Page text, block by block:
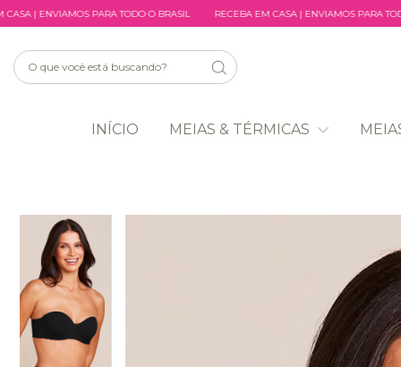
TODO O BRASIL RECEBA EM CASA | ENVIAMOS PARA TODO O BRASIL
INÍCIO MEIAS & TÉRMICAS